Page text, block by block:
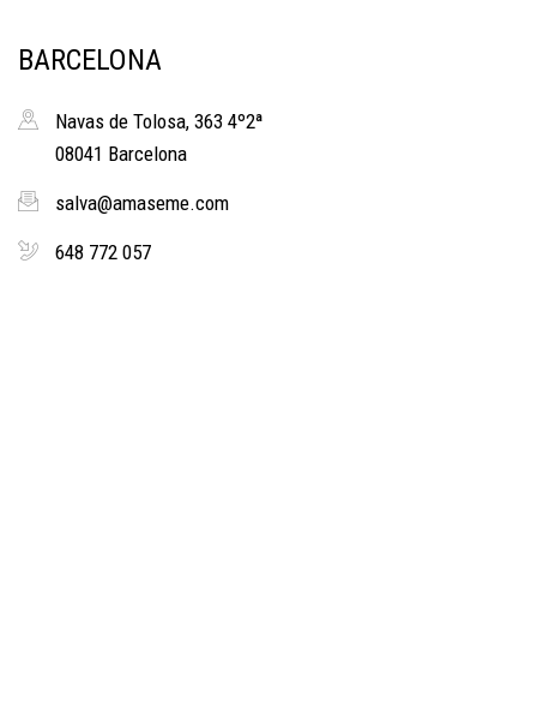
BARCELONA
Navas de Tolosa, 363 4º2ª
08041 Barcelona
salva@amaseme.com
648 772 057